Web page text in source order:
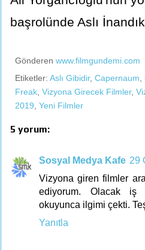
başrolünde Aslı
Gönderen www.filmgundemi.com
Etiketler: Aslı Gibidir, Capernaum
Freak Vizyona Girecek Filmler,
2019 Yeni Filmler
5 yorum:
Sosyal Medya Kafe 29
Vizyona giren filmler
ediyorum. Olacak iş
okuyunca ilgimi çekti.
Yanıtla